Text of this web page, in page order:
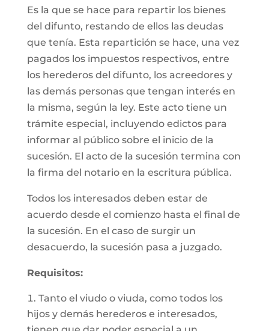
Es la que se hace para repartir los bienes
del difunto, restando de ellos las deudas
que tenía. Esta repartición se hace, una vez
pagados los impuestos respectivos, entre
los herederos del difunto, los acreedores y
las demás personas que tengan interés en
la misma, según la ley. Este acto tiene un
trámite especial, incluyendo edictos para
informar al público sobre el inicio de la
sucesión. El acto de la sucesión termina con
la firma del notario en la escritura pública.
Todos los interesados deben estar de
acuerdo desde el comienzo hasta el final de
la sucesión. En el caso de surgir un
desacuerdo, la sucesión pasa a juzgado.
Requisitos:
Tanto el viudo o viuda, como todos los
hijos y demás herederos e interesados,